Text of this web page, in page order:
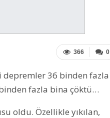
0
366
depremler 36 binden fazla
fazla bina çöktü…
oldu. Özellikle yıkılan,